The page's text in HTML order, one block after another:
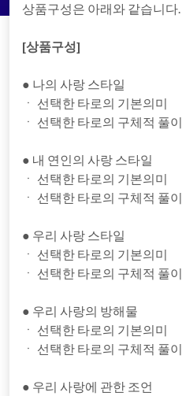
상품구성은 아래와 같습니다.
[상품구성]
● 나의 사랑 스타일
ㆍ 선택한 타로의 기본의미
ㆍ 선택한 타로의 구체적 풀이
● 내 연인의 사랑 스타일
ㆍ 선택한 타로의 기본의미
ㆍ 선택한 타로의 구체적 풀이
● 우리 사랑 스타일
ㆍ 선택한 타로의 기본의미
ㆍ 선택한 타로의 구체적 풀이
● 우리 사랑의 방해물
ㆍ 선택한 타로의 기본의미
ㆍ 선택한 타로의 구체적 풀이
● 우리 사랑에 관한 조언